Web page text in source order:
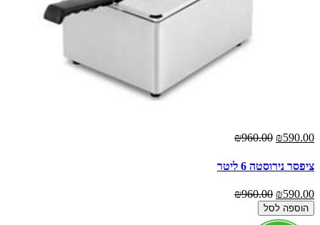
₪590.00
₪960.00
ציפסר נירוסטה 6 ליטר
₪590.00
₪960.00
הוספה לסל